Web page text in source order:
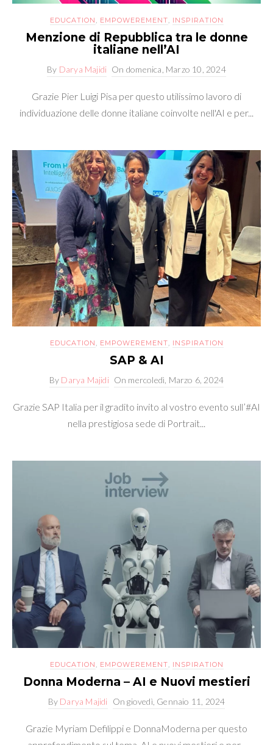
EDUCATION , EMPOWEREMENT, INSPIRATION
Menzione di Repubblica tra le donne
italiane nell’AI
By Darya Majidi On domenica, Marzo 10, 2024
Grazie Pier Luigi Pisa per questo utilissimo lavoro di
individuazione delle donne italiane coinvolte nell'AI e per...
EDUCATION , EMPOWEREMENT, INSPIRATION
SAP & AI
By Darya Majidi On mercoledì, Marzo 6, 2024
Grazie SAP Italia per il gradito invito al vostro evento sull’#AI
nella prestigiosa sede di Portrait...
EDUCATION , EMPOWEREMENT, INSPIRATION
Donna Moderna – AI e Nuovi mestieri
By Darya Majidi Ongiovedì, Gennaio 11, 2024
Grazie Myriam Defilippi e DonnaModerna per questo